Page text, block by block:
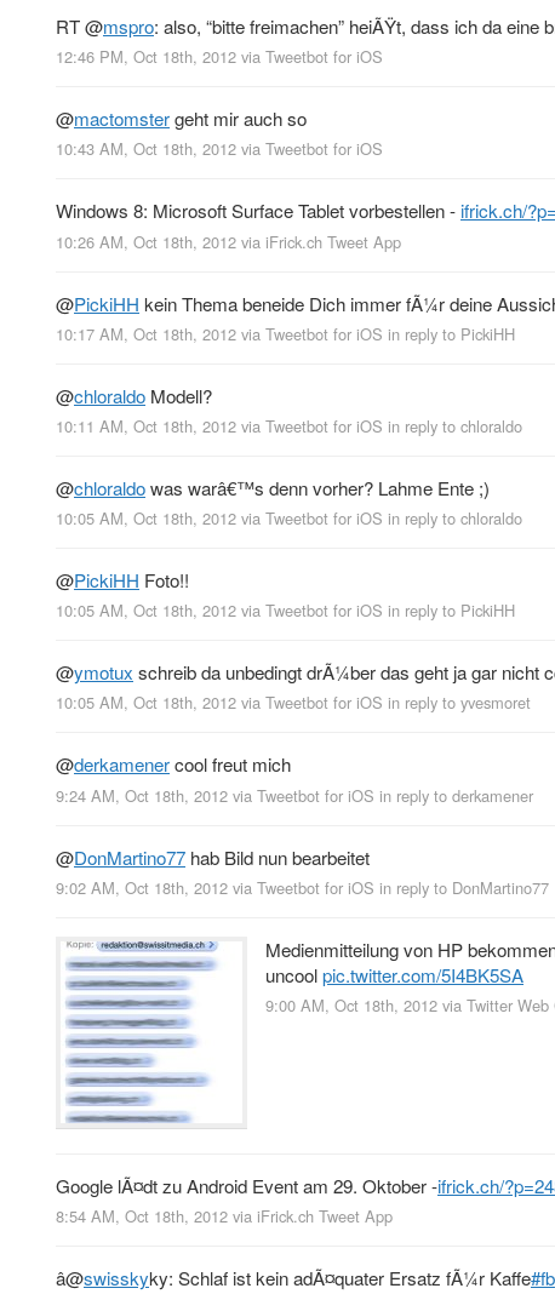
RT@mspro: also, “bitte freimachen” heiÃŸt, dass ich da
12:46 PM, Oct 18th, 2012 via Tweetbot for iOS
@mactomstergeht mir auch so
10:43 AM, Oct 18th, 2012 via Tweetbot for iOS
Windows 8: Microsoft Surface Tablet vorbestellen - ifrick.ch/
10:26 AM, Oct 18th, 2012 via iFrick.ch Tweet App
@PickiHH kein Thema beneide Dich immer fÃ¼r deine
10:17 AM, Oct 18th, 2012 via Tweetbot for iOS in reply to PickiHH
@chloraldo Modell?
10:11 AM, Oct 18th, 2012 via Tweetbot for iOS in reply to chloraldo
@chloraldowas warâ€™s denn vorher? Lahme Ente ;)
10:05 AM, Oct 18th, 2012 via Tweetbot for iOS in reply to chloraldo
@PickiHH Foto!!
10:05 AM, Oct 18th, 2012 via Tweetbot for iOS in reply to PickiHH
@ymotux schreib da unbedingt drÃ¼ber das geht ja gar nicht
10:05 AM, Oct 18th, 2012 via Tweetbot for iOS in reply to yvesmoret
@derkamenercool freut mich
9:24 AM, Oct 18th, 2012 via Tweetbot for iOS in reply to derkamener
@DonMartino77 hab Bild nun bearbeitet
9:02 AM, Oct 18th, 2012 via Tweetbot for iOS in reply to DonMartino77
Medienmitteilung von HP
uncoolpic.twitter.com/5I4BK5SA
9:00 AM, Oct 18th, 2012 via Twitter Web
Google lÃ¤dt zu Android Event am 29. Oktober -ifrick.ch/
8:54 AM, Oct 18th, 2012 via iFrick.ch Tweet App
â@swisskyky: Schlaf ist kein adÃ¤quater Ersatz fÃ¼r Kaffe#fb